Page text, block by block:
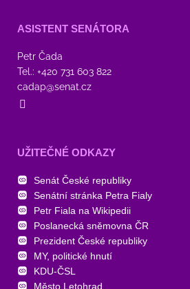
ASISTENT SENÁTORA
Petr Čada
Tel.: +420 731 603 822
cadap@senat.cz
UŽITEČNÉ ODKAZY
Senát České republiky
Senátní stránka Petra Fialy
Petr Fiala na Wikipedii
Poslanecká sněmovna ČR
Prezident České republiky
MY, politické hnutí
KDU-ČSL
Město Letohrad